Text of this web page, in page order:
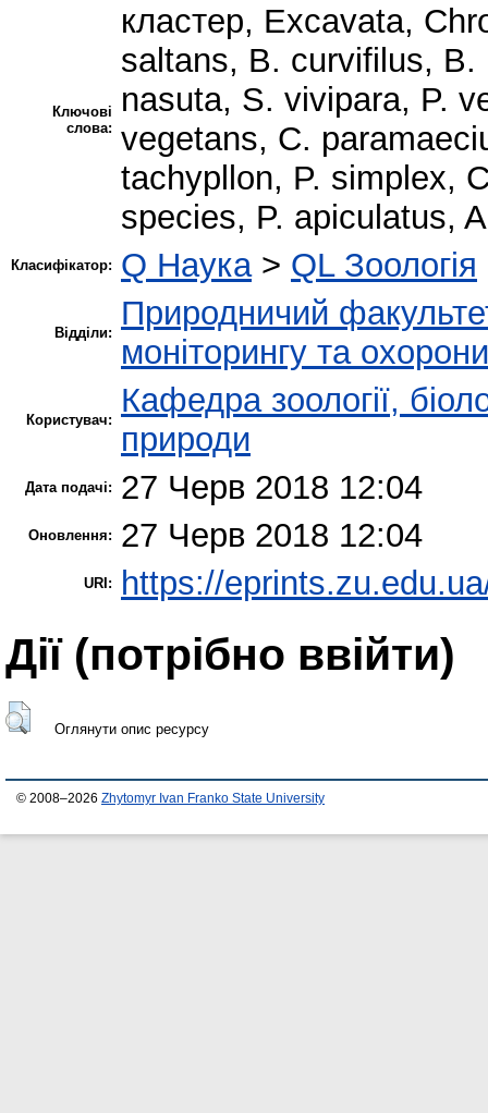
Ключові
слова:
кластер, Excavata,
saltans, B. curvifilus, В.
nasuta, S. vivipara, P.
vegetans, C.
tachypllon, P. simplex,
species, P. apiculatus,
Класифікатор: Q Наука> QL Зоологія
Відділи:
Природничий
моніторингу та
Користувач:
Кафедра зоології,
природи
Дата подачі: 27 Черв 2018 12:04
Оновлення: 27 Черв 2018 12:04
URI: https://
Дії ​​(потрібно ввійти)
Оглянути опис ресурсу
© 2008–2026 Zhytomyr Ivan Franko State University